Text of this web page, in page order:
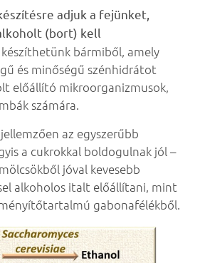
adjuk a fejünket,
(bort) kell
bármiből, amely
és minőségű szénhidrátot
előállító mikroorganizmusok,
számára.
jellemzően az egyszerűbb
a cukrokkal boldogulnak jól –
jóval kevesebb
alkoholos italt előállítani, mint
gabonafélékből.